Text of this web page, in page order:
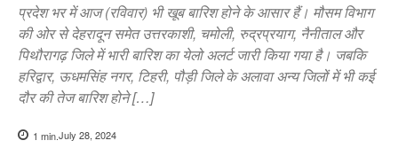
प्रदेश भर में आज (रविवार) भी खूब बारिश होने के आसार हैं। मौसम विभाग
की ओर से देहरादून समेत उत्तरकाशी, चमोली, रुद्रप्रयाग, नैनीताल और
पिथौरागढ़ जिले में भारी बारिश का येलो अलर्ट जारी किया गया है। जबकि
हरिद्वार, ऊधमसिंह नगर, टिहरी, पौड़ी जिले के अलावा अन्य जिलों में भी कई
दौर की तेज बारिश होने […]
1 min.July 28, 2024